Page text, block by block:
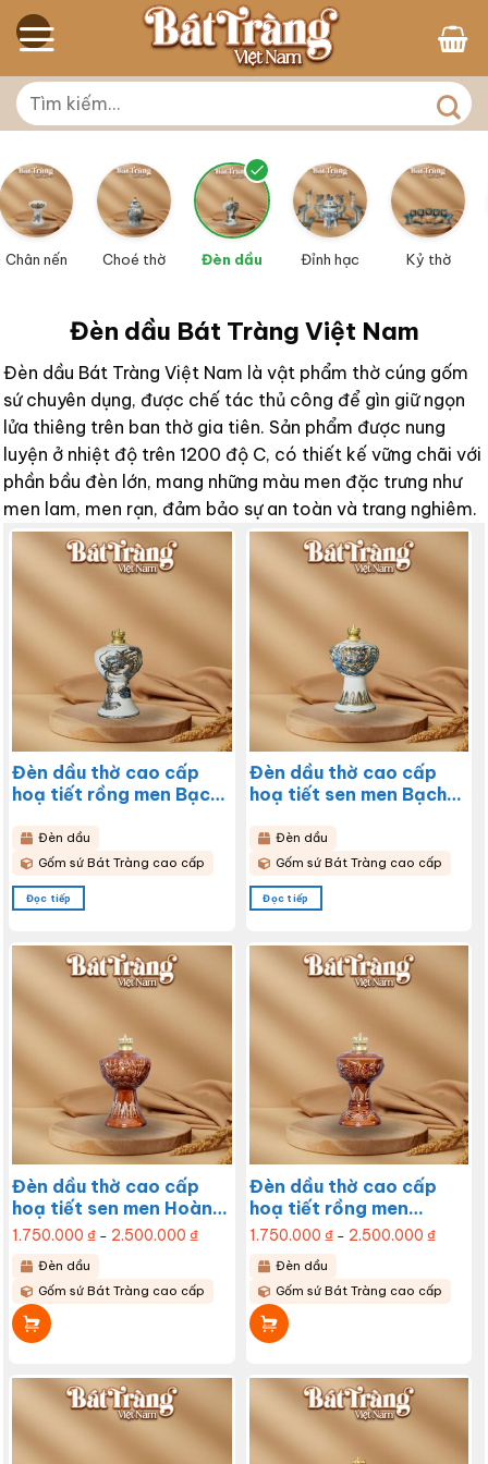
Skip
to
Tìm
kiếm:
Chân nến Choé thờ Đèn dầu Đỉnh hạc Kỷ thờ
Đèn dầu Bát Tràng Việt Nam
Đèn dầu Bát Tràng Việt Nam là vật phẩm thờ cúng gốm
sứ chuyên dụng, được chế tác thủ công để gìn giữ ngọn
lửa thiêng trên ban thờ gia tiên. Sản phẩm được nung
luyện ở nhiệt độ trên 1200 độ C, có thiết kế vững chãi với
phần bầu đèn lớn, mang những màu men đặc trưng như
men lam, men rạn, đảm bảo sự an toàn và trang nghiêm.
Đèn dầu thờ cao cấp
hoạ tiết rồng men Bạch
ĐT162
Đèn dầu
Gốm sứ Bát Tràng cao cấp
Đọc tiếp
Đèn dầu thờ cao cấp
hoạ tiết sen men Bạch
ĐT163
Đèn dầu
Gốm sứ Bát Tràng cao cấp
Đọc tiếp
Đèn dầu thờ cao cấp
hoạ tiết sen men Hoàng
Thổ BT-ĐT130
1.750.000 ₫ – 2.500.000 ₫Khoảng
giá:
1.750.000 ₫
đến
2.500.000 ₫
Đèn dầu
Gốm sứ Bát Tràng cao cấp
Sản
phẩm
này
có
nhiều
thể.
Đèn dầu thờ cao cấp
hoạ tiết rồng men
Hoàng Thổ BT-ĐT129
1.750.000 ₫ – 2.500.000 ₫Khoảng
giá:
đến
Đèn dầu
Gốm sứ Bát Tràng cao cấp
Sản
phẩm
này
có
nhiều
thể.